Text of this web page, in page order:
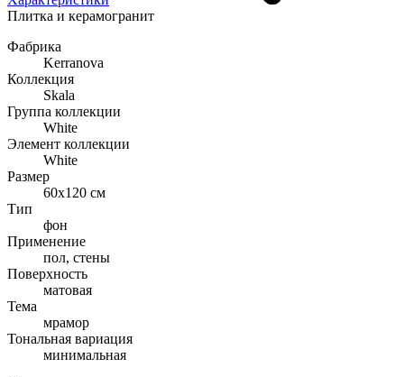
Плитка и керамогранит
Фабрика
Kerranova
Коллекция
Skala
Группа коллекции
White
Элемент коллекции
White
Размер
60x120 см
Тип
фон
Применение
пол, стены
Поверхность
матовая
Тема
мрамор
Тональная вариация
минимальная